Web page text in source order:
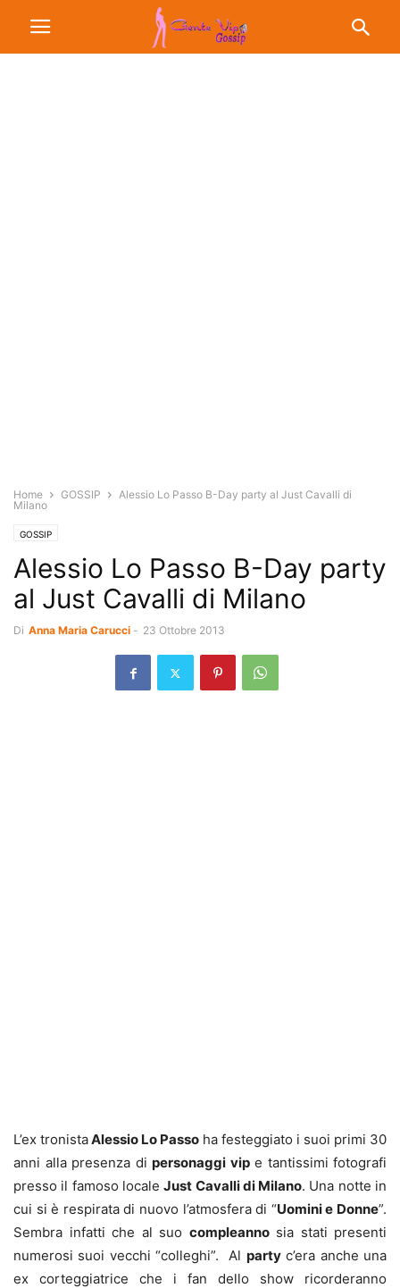
Home GOSSIP
Alessio Lo Passo B-Day party al Just Cavalli di
Milano
GOSSIP
Alessio Lo Passo B-Day party
al Just Cavalli di Milano
Di Anna Maria Carucci - 23 Ottobre 2013
L’ex tronistaAlessio Lo Passo ha festeggiato i suoi primi 30
anni alla presenza di personaggi vipe tantissimi fotografi
presso il famoso localeJust Cavalli di Milano. Una notte in
cui si è respirata di nuovo l’atmosfera di “Uomini e Donne”.
Sembra infatti che al suo compleannosia stati presenti
numerosi suoi vecchi “colleghi”. Al partyc’era anche una
ex corteggiatrice che i fan dello show ricorderanno